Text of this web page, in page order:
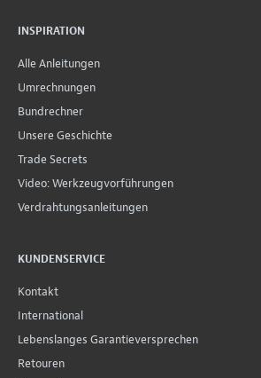
INSPIRATION
Alle Anleitungen
Umrechnungen
Bundrechner
Unsere Geschichte
Trade Secrets
Video: Werkzeugvorführungen
Verdrahtungsanleitungen
KUNDENSERVICE
Kontakt
International
Lebenslanges Garantieversprechen
Retouren